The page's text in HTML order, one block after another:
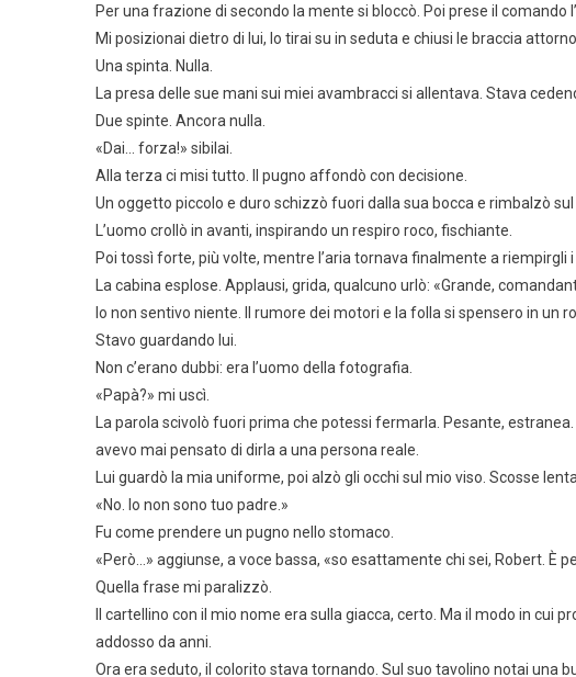
Per una frazione di secondo la mente si bloccò. Poi prese il comando
Mi posizionai dietro di lui, lo tirai su in seduta e chiusi le braccia
Una spinta. Nulla.
La presa delle sue mani sui miei avambracci si allentava. Stava
Due spinte. Ancora nulla.
«Dai… forza!» sibilai.
Alla terza ci misi tutto. Il pugno affondò con decisione.
Un oggetto piccolo e duro schizzò fuori dalla sua bocca e rimbalzò sul
L’uomo crollò in avanti, inspirando un respiro roco, fischiante.
Poi tossì forte, più volte, mentre l’aria tornava finalmente a riempirgli i
La cabina esplose. Applausi, grida, qualcuno urlò: «Grande,
Io non sentivo niente. Il rumore dei motori e la folla si spensero in un
Stavo guardando lui.
Non c’erano dubbi: era l’uomo della fotografia.
«Papà?» mi uscì.
La parola scivolò fuori prima che potessi fermarla. Pesante,
avevo mai pensato di dirla a una persona reale.
Lui guardò la mia uniforme, poi alzò gli occhi sul mio viso. Scosse
«No. Io non sono tuo padre.»
Fu come prendere un pugno nello stomaco.
«Però…» aggiunse, a voce bassa, «so esattamente chi sei, Robert. È
Quella frase mi paralizzò.
Il cartellino con il mio nome era sulla giacca, certo. Ma il modo in cui
addosso da anni.
Ora era seduto, il colorito stava tornando. Sul suo tavolino notai una